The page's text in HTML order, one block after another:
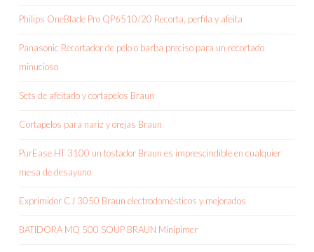
Philips OneBlade Pro QP6510/20 Recorta, perfila y afeita
Panasonic Recortador de pelo o barba preciso para un recortado
minucioso
Sets de afeitado y cortapelos Braun
Cortapelos para nariz y orejas Braun
PurEase HT 3100 un tostador Braun es imprescindible en cualquier
mesa de desayuno
Exprimidor CJ 3050 Braun electrodomésticos y mejorados
BATIDORA MQ 500 SOUP BRAUN Minipimer